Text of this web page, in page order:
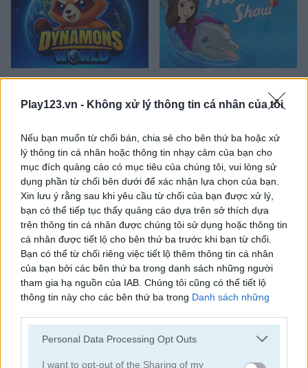
Play123.vn - Không xử lý thông tin cá nhân của tôi
Nếu bạn muốn từ chối bán, chia sẻ cho bên thứ ba hoặc xử
lý thông tin cá nhân hoặc thông tin nhạy cảm của bạn cho
mục đích quảng cáo có mục tiêu của chúng tôi, vui lòng sử
dụng phần từ chối bên dưới để xác nhận lựa chọn của bạn.
Xin lưu ý rằng sau khi yêu cầu từ chối của bạn được xử lý,
bạn có thể tiếp tục thấy quảng cáo dựa trên sở thích dựa
trên thông tin cá nhân được chúng tôi sử dụng hoặc thông tin
cá nhân được tiết lộ cho bên thứ ba trước khi bạn từ chối.
Bạn có thể từ chối riêng việc tiết lộ thêm thông tin cá nhân
của bạn bởi các bên thứ ba trong danh sách những người
tham gia hạ nguồn của IAB. Chúng tôi cũng có thể tiết lộ
thông tin này cho các bên thứ ba trong Danh sách những
lộ thêm thông tin này cho các bên thứ ba khác.
services and may gather and store information including but
Personal Data Processing Opt Outs
I want to opt-out of the Sharing of my
Dynamons World My Dolphin Show
Baby Hazel: African Safari
Animals Memory Merge Dreams